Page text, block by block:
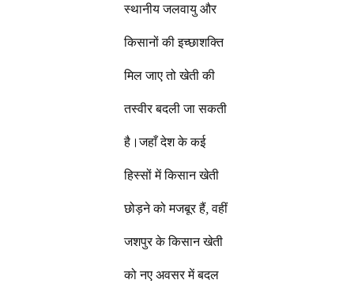
स्थानीय जलवायु और
किसानों की इच्छाशक्ति
मिल जाए तो खेती की
तस्वीर बदली जा सकती
है।जहाँ देश के कई
हिस्सों में किसान खेती
छोड़ने को मजबूर हैं, वहीं
जशपुर के किसान खेती
को नए अवसर में बदल